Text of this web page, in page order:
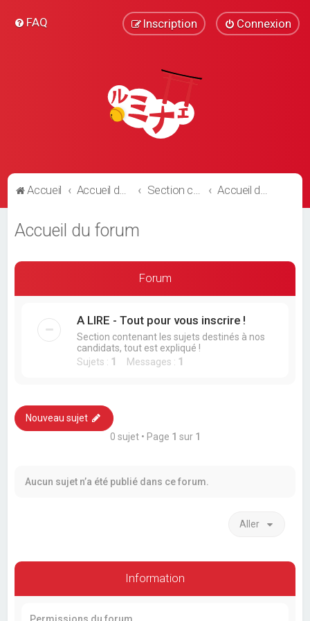
FAQ Connexion
Inscription
Accueil Accueil du forum Section communautaire Accueil du forum
Accueil du forum
Forum
A LIRE - Tout pour vous inscrire !
Section contenant les sujets destinés à nos
candidats, tout est expliqué !
Sujets : 1 Messages : 1
Nouveau sujet
0 sujet • Page 1 sur 1
Aucun sujet n’a été publié dans ce forum.
Aller
Information